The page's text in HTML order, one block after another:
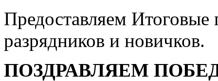
Предоставляем Итоговые
разрядников и новичков.
ПОЗДРАВЛЯЕМ